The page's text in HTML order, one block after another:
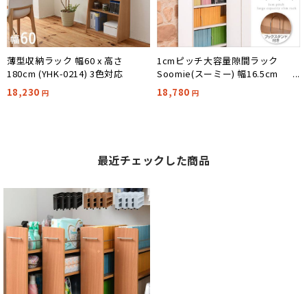
薄型収納ラック 幅60 x 高さ
180cm (YHK-0214) 3色対応
18,230 円
1cmピッチ大容量隙間ラック
Soomie(スーミー) 幅16.5cm
FRM-0004 3色対応 キャスター付
き
18,780 円
最近チェックした商品